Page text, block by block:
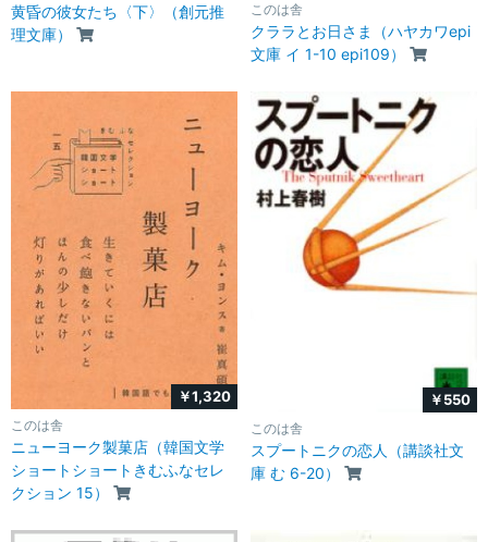
黄昏の彼女たち〈下〉（創元推
理文庫）
このは舎
クララとお日さま（ハヤカワepi
文庫 イ 1-10 epi109）
￥1,320
このは舎
ニューヨーク製菓店（韓国文学
ショートショートきむふなセレ
クション 15）
￥550
このは舎
スプートニクの恋人（講談社文
庫 む 6-20）